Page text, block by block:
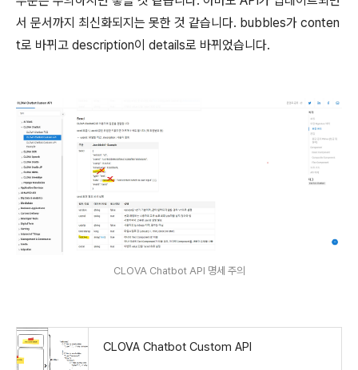
서 문서까지 최신화되지는 못한 것 같습니다. bubbles가 conten
t로 바뀌고 description이 details로 바뀌었습니다.
CLOVA Chatbot API 명세 주의
CLOVA Chatbot Custom API